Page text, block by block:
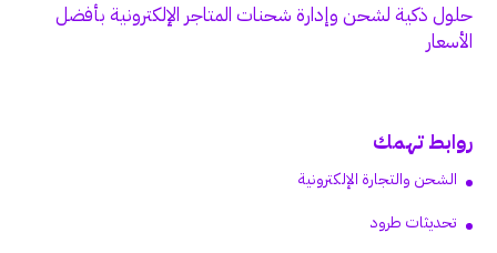
حلول ذكية لشحن وإدارة شحنات المتاجر الإلكترونية بأفضل
الأسعار
روابط تهمك
الشحن والتجارة الإلكترونية
تحديثات طرود